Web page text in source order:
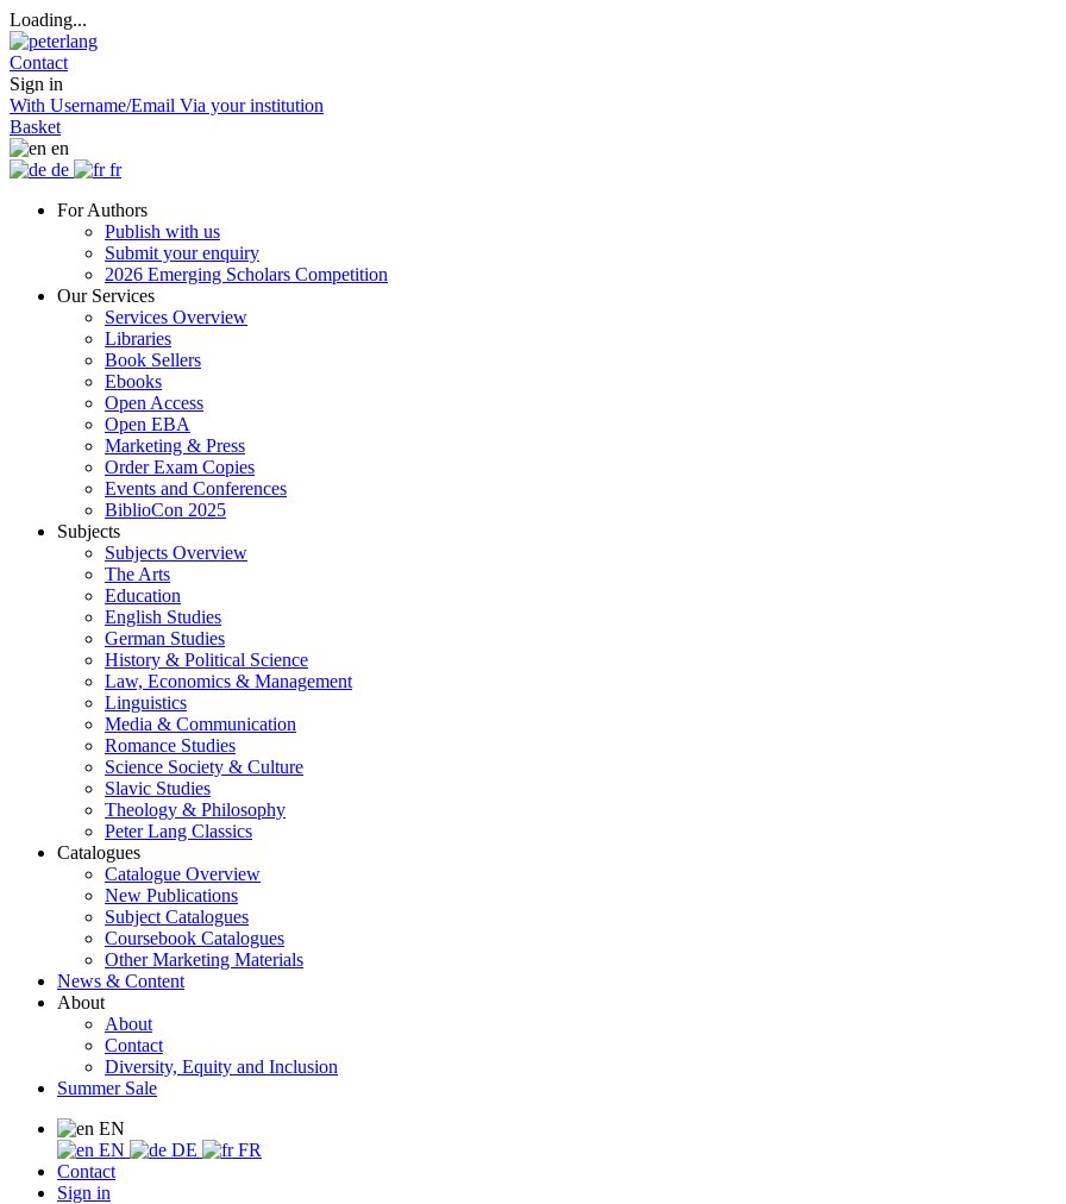
Loading...
Contact
Sign in
With Username/Email Via your institution
Basket
en
de
fr
For Authors
Publish with us
Submit your enquiry
2026 Emerging Scholars Competition
Our Services
Services Overview
Libraries
Book Sellers
Ebooks
Open Access
Open EBA
Marketing & Press
Order Exam Copies
Events and Conferences
BiblioCon 2025
Subjects
Subjects Overview
The Arts
Education
English Studies
German Studies
History & Political Science
Law, Economics & Management
Linguistics
Media & Communication
Romance Studies
Science Society & Culture
Slavic Studies
Theology & Philosophy
Peter Lang Classics
Catalogues
Catalogue Overview
New Publications
Subject Catalogues
Coursebook Catalogues
Other Marketing Materials
News & Content
About
About
Contact
Diversity, Equity and Inclusion
Summer Sale
EN
EN
DE
FR
Contact
Sign in